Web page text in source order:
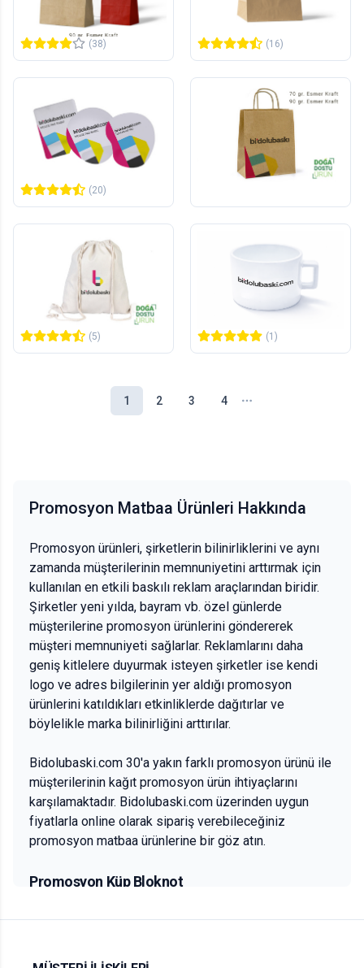
adet
139,00 TL+KDV
(38)
105,00 TL+KDV
(16)
Bilek Destekli Mouse
Pad
adet
(20)
Burgu Saplı Kağıt Poşet /
adet
19.202,00 TL+KDV
İp Büzgülü Ham Bez Sırt
177,00 TL+KDV
(5)
Çay/Kahve Fincanı
319,00 TL
(1)
1 2 3 4
Promosyon Matbaa Ürünleri Hakkında
Promosyon ürünleri, şirketlerin bilinirliklerini ve aynı
zamanda müşterilerinin memnuniyetini arttırmak için
kullanılan en etkili baskılı reklam araçlarından biridir.
Şirketler yeni yılda, bayram vb. özel günlerde
müşterilerine promosyon ürünlerini göndererek
müşteri memnuniyeti sağlarlar. Reklamlarını daha
geniş kitlelere duyurmak isteyen şirketler ise kendi
logo ve adres bilgilerinin yer aldığı promosyon
ürünlerini katıldıkları etkinliklerde dağıtırlar ve
böylelikle marka bilinirliğini arttırılar.
Bidolubaski.com 30'a yakın farklı promosyon ürünü ile
müşterilerinin kağıt promosyon ürün ihtiyaçlarını
karşılamaktadır. Bidolubaski.com üzerinden uygun
fiyatlarla online olarak sipariş verebileceğiniz
promosyon matbaa ürünlerine bir göz atın.
Promosyon Küp Bloknot
Her sektörün olmazsa olmaz ofis masası ihtiyacı küp
promosyon küp bloknotlar ile müşterilerinizin